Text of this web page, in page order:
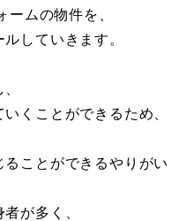
ームの物件を、
していきます。
くことができるため、
ことができるやりがい
が多く、